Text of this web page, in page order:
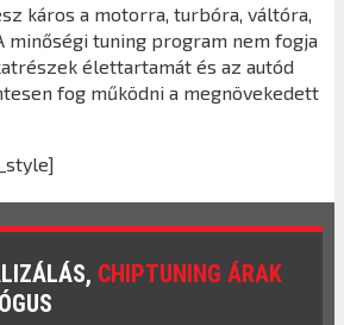
káros a motorra, turbóra, váltóra,
minőségi tuning program nem fogja
élettartamát és az autód
fog működni a megnövekedett
CHIPTUNING ÁRAK